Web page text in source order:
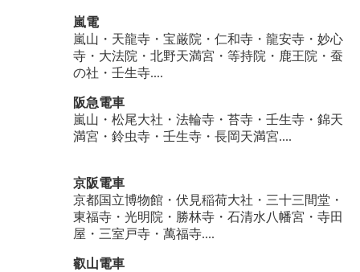
嵐電
嵐山・天龍寺・宝厳院・仁和寺・龍安寺・妙心
寺・大法院・北野天満宮・等持院・鹿王院・蚕
の社・壬生寺....
阪急電車
嵐山・松尾大社・法輪寺・苔寺・壬生寺・錦天
満宮・鈴虫寺・壬生寺・長岡天満宮....
京阪電車
京都国立博物館・伏見稲荷大社・三十三間堂・
東福寺・光明院・勝林寺・石清水八幡宮・寺田
屋・三室戸寺・萬福寺....
叡山電車